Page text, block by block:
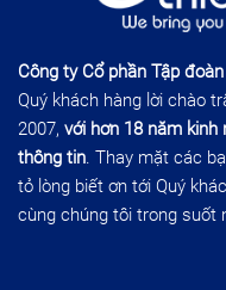
Công ty Cổ phần Tập
Quý khách hàng lời chào
2007, với hơn 18 năm kinh
thông tin. Thay mặt các
tỏ lòng biết ơn tới Quý
cùng chúng tôi trong suốt